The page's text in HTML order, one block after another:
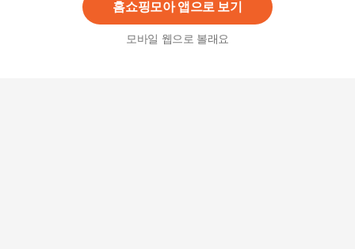
홈쇼핑모아 앱으로 보기
모바일 웹으로 볼래요